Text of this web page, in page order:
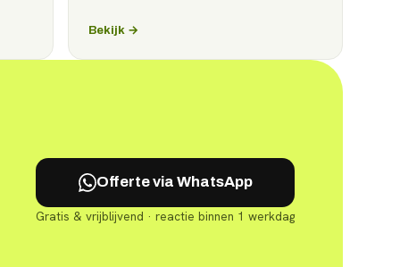
Bekijk →
Offerte via WhatsApp
Gratis & vrijblijvend · reactie binnen 1 werkdag